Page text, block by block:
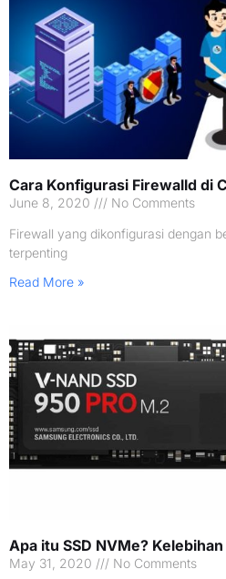
Cara Konfigurasi Firewalld di
June 8, 2020
No Comments
Firewall yang dikonfigurasi dengan
terpenting
Read More »
Apa itu SSD NVMe?
May 31, 2020
No Comments